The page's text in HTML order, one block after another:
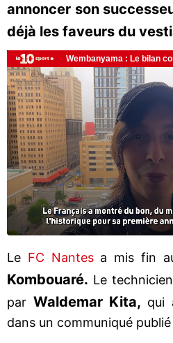
annoncer son
déjà les faveurs du
Le FC Nantesa mis fin
Kombouaré. Le
par Waldemar Kita, qui
dans un communiqué